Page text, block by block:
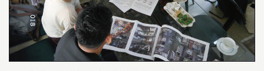
INFORMATION
インフォメーション